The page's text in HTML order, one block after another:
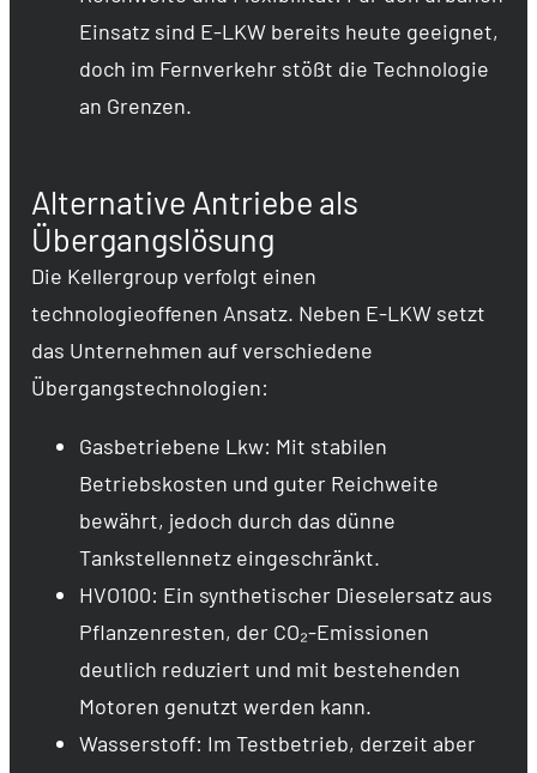
Einsatz sind E-LKW bereits heute geeignet,
doch im Fernverkehr stößt die Technologie
an Grenzen.
Alternative Antriebe als
Übergangslösung
Die Kellergroup verfolgt einen
technologieoffenen Ansatz. Neben E-LKW setzt
das Unternehmen auf verschiedene
Übergangstechnologien:
Gasbetriebene Lkw: Mit stabilen
Betriebskosten und guter Reichweite
bewährt, jedoch durch das dünne
Tankstellennetz eingeschränkt.
HVO100: Ein synthetischer Dieselersatz aus
Pflanzenresten, der CO₂-Emissionen
deutlich reduziert und mit bestehenden
Motoren genutzt werden kann.
Wasserstoff: Im Testbetrieb, derzeit aber